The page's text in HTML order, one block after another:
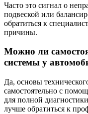
Часто это сигнал о
подвеской или
обратиться к
причины.
Можно ли
системы у
Да, основы
самостоятельно с
для полной
лучше обратиться к